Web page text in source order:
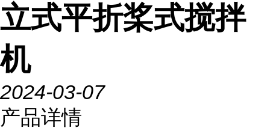
立式平折桨式搅拌
机
2024-03-07
产品详情